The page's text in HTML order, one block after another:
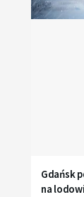
Gdańsk
na